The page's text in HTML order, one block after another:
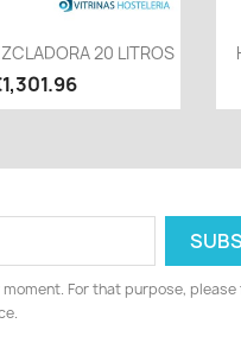
view20 LITROS
For that purpose,